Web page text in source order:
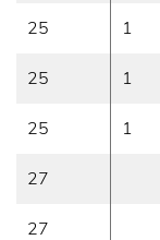
25 1
25 1
25 1
27
27